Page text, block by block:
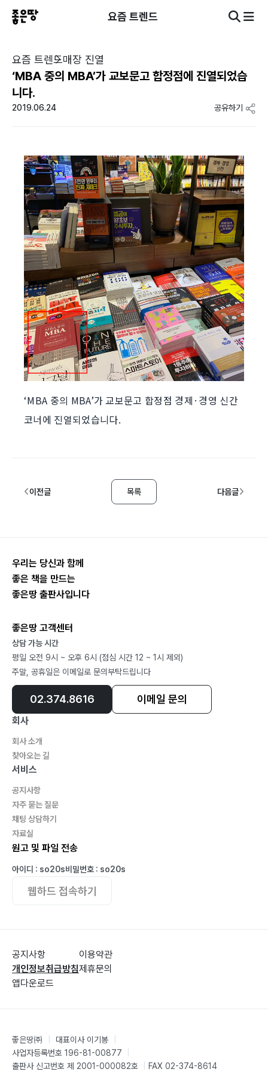
요즘 트렌드
요즘 트렌드매장 진열
‘MBA 중의 MBA’가 교보문고 합정점에 진열되었습
니다.
2019.06.24 공유하기
‘MBA 중의 MBA’가 교보문고 합정점 경제·경영 신간
코너에 진열되었습니다.
이전글 목록 다음글
우리는 당신과 함께
좋은 책을 만드는
좋은땅 출판사입니다
좋은땅 고객센터
상담 가능 시간
평일 오전 9시 ~ 오후 6시 (점심 시간 12 ~ 1시 제외)
주말, 공휴일은 이메일로 문의부탁드립니다
02.374.8616 이메일 문의
회사
회사 소개
찾아오는 길
서비스
공지사항
자주 묻는 질문
채팅 상담하기
자료실
원고 및 파일 전송
아이디 : so20s비밀번호 : so20s
웹하드 접속하기
공지사항
개인정보취급방침
앱다운로드
이용약관
제휴문의
좋은땅㈜ 대표이사 이기봉
사업자등록번호 196-81-00877
출판사 신고번호 제 2001-000082호
FAX 02-374-8614